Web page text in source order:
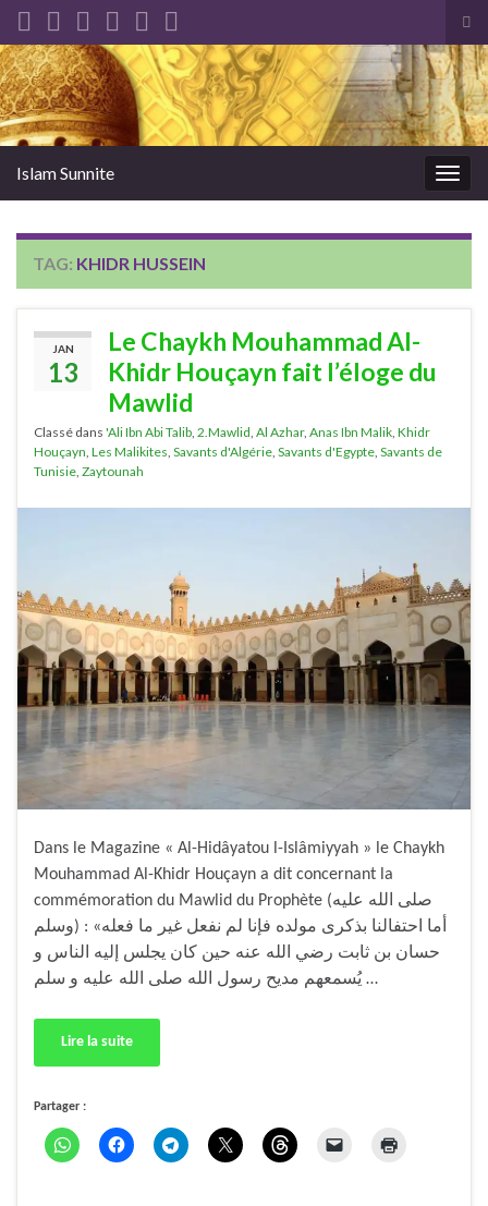
Search for:
Islam Sunnite
TAG: KHIDR HUSSEIN
JAN
13
Le Chaykh Mouhammad Al-
Khidr Houçayn fait l’éloge du
Mawlid
Classé dans 'Ali Ibn Abi Talib 2.Mawlid Al Azhar, Anas Ibn Malik Khidr
Houçayn Les Malikites Savants d'Algérie Savants d'Egypte Savants de
Tunisie Zaytounah
Dans le Magazine « Al-Hidâyatou l-Islâmiyyah » le Chaykh
Mouhammad Al-Khidr Houçayn a dit concernant la
commémoration du Mawlid du Prophète (صلى الله عليه
وسلم) : «أما احتفالنا بذكرى مولده فإنا لم نفعل غير ما فعله
حسان بن ثابت رضي الله عنه حين كان يجلس إليه الناس و
يُسمعهم مديح رسول الله صلى الله عليه و سلم …
Lire la suite
Partager :